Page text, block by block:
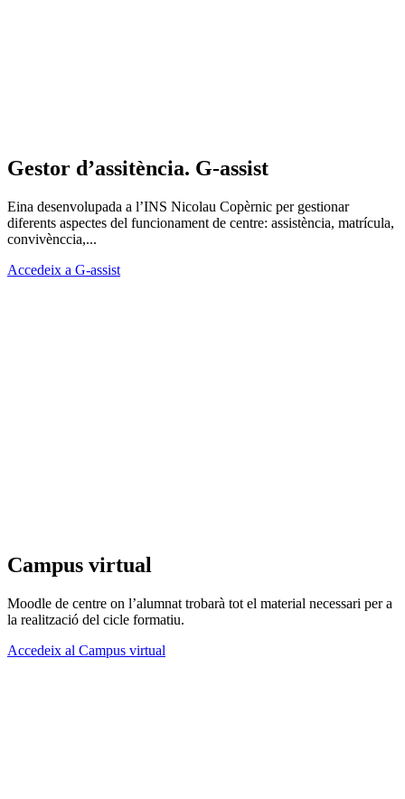
Gestor d’assitència. G-assist
Eina desenvolupada a l’INS Nicolau Copèrnic per gestionar
diferents aspectes del funcionament de centre: assistència, matrícula,
convivènccia,...
Accedeix a G-assist
Campus virtual
Moodle de centre on l’alumnat trobarà tot el material necessari per a
la realització del cicle formatiu.
Accedeix al Campus virtual